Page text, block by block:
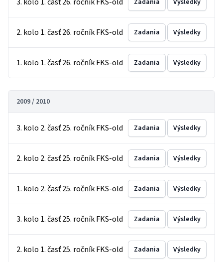
Zadania Výsledky
2. kolo 1. časť 26. ročník FKS-old Zadania Výsledky
1. kolo 1. časť 26. ročník FKS-old Zadania Výsledky
2009 / 2010
3. kolo 2. časť 25. ročník FKS-old Zadania Výsledky
2. kolo 2. časť 25. ročník FKS-old Zadania Výsledky
1. kolo 2. časť 25. ročník FKS-old Zadania Výsledky
3. kolo 1. časť 25. ročník FKS-old Zadania Výsledky
2. kolo 1. časť 25. ročník FKS-old Zadania Výsledky